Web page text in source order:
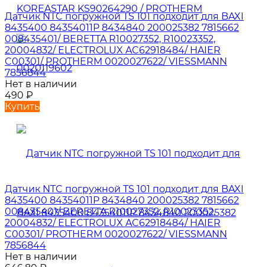
Датчик NTC погружной TS 101 подходит для BAXI
8435400 84354011P 8434840 200025382 7815662
008435401/ BERETTA R10027352, R10023352,
20004832/ ELECTROLUX AC62918484/ HAIER
C00301/ PROTHERM 0020027622/ VIESSMANN
7856844
Нет в наличии
490 ₽
Купить
Датчик NTC погружной TS 101 подходит для BAXI
8435400 84354011P 8434840 200025382 7815662
008435401/ BERETTA R10027352, R10023352,
20004832/ ELECTROLUX AC62918484/ HAIER
C00301/ PROTHERM 0020027622/ VIESSMANN
7856844
Нет в наличии